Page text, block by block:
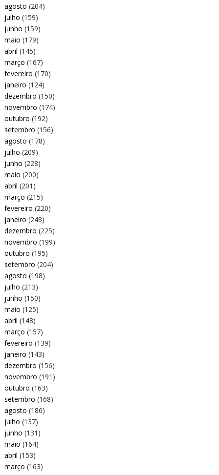
agosto (204)
julho (159)
junho (159)
maio (179)
abril (145)
março (167)
fevereiro (170)
janeiro (124)
dezembro (150)
novembro (174)
outubro (192)
setembro (156)
agosto (178)
julho (209)
junho (228)
maio (200)
abril (201)
março (215)
fevereiro (220)
janeiro (248)
dezembro (225)
novembro (199)
outubro (195)
setembro (204)
agosto (198)
julho (213)
junho (150)
maio (125)
abril (148)
março (157)
fevereiro (139)
janeiro (143)
dezembro (156)
novembro (191)
outubro (163)
setembro (168)
agosto (186)
julho (137)
junho (131)
maio (164)
abril (153)
março (163)